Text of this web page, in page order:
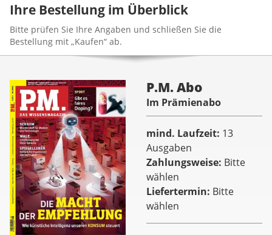
Ihre Bestellung im Überblick
Bitte prüfen Sie Ihre Angaben und schließen Sie die
Bestellung mit „Kaufen“ ab.
P.M. Abo
Im Prämienabo
mind. Laufzeit 13
Ausgaben
Zahlungsweise Bitte
wählen
Liefertermin Bitte
wählen